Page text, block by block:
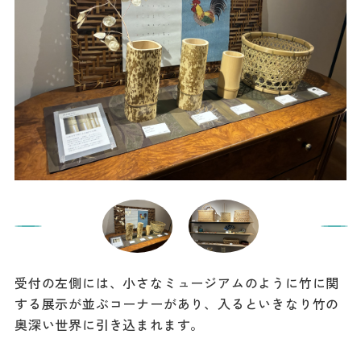
受付の左側には、小さなミュージアムのように竹に関
する展示が並ぶコーナーがあり、入るといきなり竹の
奥深い世界に引き込まれます。